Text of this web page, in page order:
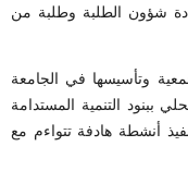
شؤون الطلبة وطلبة من
وتأسيسها في الجامعة
ببنود التنمية المستدامة
أنشطة هادفة تتواءم مع